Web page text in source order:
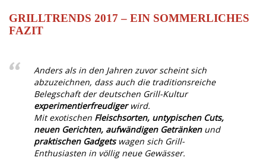
GRILLTRENDS 2017 – EIN SOMMERLICHES
FAZIT
Anders als in den Jahren zuvor scheint sich
abzuzeichnen, dass auch die traditionsreiche
Belegschaft der deutschen Grill-Kultur
experimentierfreudigerwird.
Mit exotischen Fleischsorten, untypischen Cuts,
neuen Gerichten, aufwändigen Getränkenund
praktischen Gadgetswagen sich Grill-
Enthusiasten in völlig neue Gewässer.